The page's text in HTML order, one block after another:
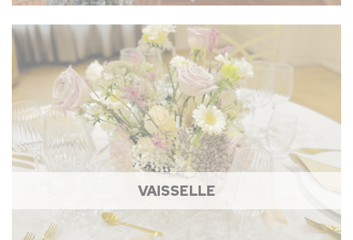
VAISSELLE